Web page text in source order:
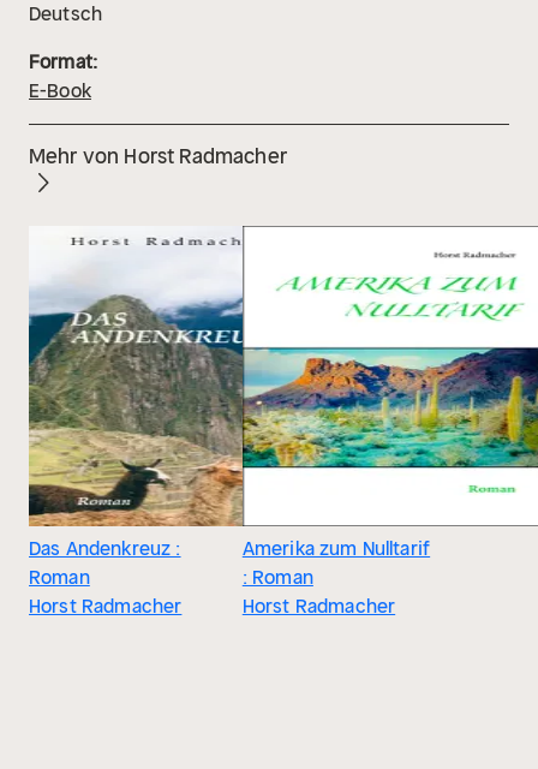
Deutsch
Format:
E-Book
Mehr von Horst Radmacher
Das Andenkreuz :
Roman
Horst Radmacher
Amerika zum Nulltarif
: Roman
Horst Radmacher